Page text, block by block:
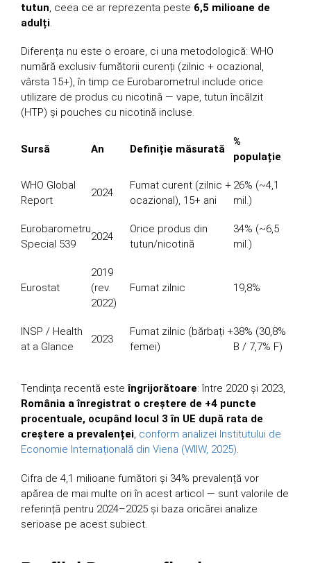
tutun, ceea ce ar reprezenta peste 6,5 milioane de
adulți.
Diferența nu este o eroare, ci una metodologică: WHO
numără exclusiv fumătorii curenți (zilnic + ocazional,
vârsta 15+), în timp ce Eurobarometrul include orice
utilizare de produs cu nicotină — vape, tutun încălzit
(HTP) și pouches cu nicotină incluse.
Sursă An Definiție măsurată
%
populație
WHO Global
Report
2024
Fumat curent (zilnic +
ocazional), 15+ ani
26% (~4,1
mil.)
Eurobarometru
Special 539
2024
Orice produs din
tutun/nicotină
34% (~6,5
mil.)
Eurostat
2019
(rev.
2022)
Fumat zilnic 19,8%
INSP / Health
at a Glance
2023
Fumat zilnic (bărbați +
femei)
38% (30,8%
B / 7,7% F)
Tendința recentă esteîngrijorătoare: între 2020 și 2023,
România a înregistrat o creștere de +4 puncte
procentuale, ocupând locul 3 în UE după rata de
creștere a prevalenței, conform analizei Institutului de
Economie Internațională din Viena (WIIW, 2025).
Cifra de 4,1 milioane fumători și 34% prevalență vor
apărea de mai multe ori în acest articol — sunt valorile de
referință pentru 2024–2025 și baza oricărei analize
serioase pe acest subiect.